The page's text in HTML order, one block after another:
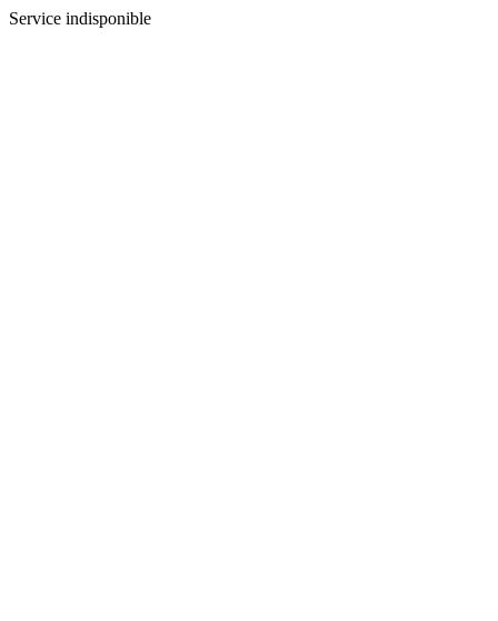
Service indisponible